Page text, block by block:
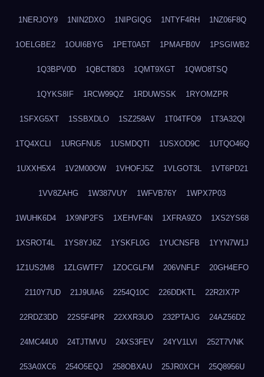
1NERJOY9 1NIN2DXO 1NIPGIQG 1NTYF4RH 1NZ06F8Q
1OELGBE2 1OUI6BYG 1PET0A5T 1PMAFB0V 1PSGIWB2
1Q3BPV0D 1QBCT8D3 1QMT9XGT 1QWO8TSQ
1QYKS8IF 1RCW99QZ 1RDUWSSK 1RYOMZPR
1SFXG5XT 1SSBXDLO 1SZ258AV 1T04TFO9 1T3A32QI
1TQ4XCLI 1URGFNU5 1USMDQTI 1USXOD9C 1UTQO46Q
1UXXH5X4 1V2M00OW 1VHOFJ5Z 1VLGOT3L 1VT6PD21
1VV8ZAHG 1W387VUY 1WFVB76Y 1WPX7P03
1WUHK6D4 1X9NP2FS 1XEHVF4N 1XFRA9ZO 1XS2YS68
1XSROT4L 1YS8YJ6Z 1YSKFL0G 1YUCNSFB 1YYN7W1J
1Z1US2M8 1ZLGWTF7 1ZOCGLFM 206VNFLF 20GH4EFO
2110Y7UD 21J9UIA6 2254Q10C 226DDKTL 22R2IX7P
22RDZ3DD 22S5F4PR 22XXR3UO 232PTAJG 24AZ56D2
24MC44U0 24TJTMVU 24XS3FEV 24YV1LVI 252T7VNK
253A0XC6 254O5EQJ 258OBXAU 25JR0XCH 25Q8956U